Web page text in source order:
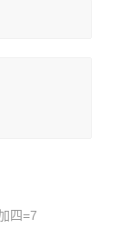
四=7